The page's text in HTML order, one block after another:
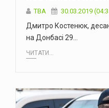
TBA 30.03.2019
Дмитро Костенюк,
на Донбасі 29…
ЧИТАТИ...